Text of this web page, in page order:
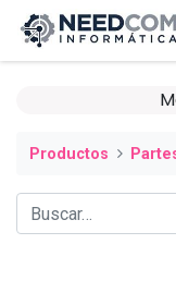
Productos